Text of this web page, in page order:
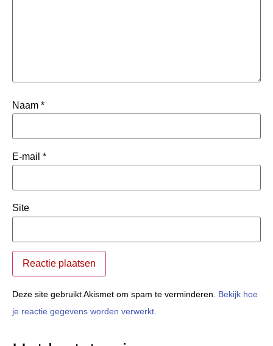
Naam *
E-mail *
Site
Deze site gebruikt Akismet om spam te verminderen. Bekijk hoe
je reactie gegevens worden verwerkt